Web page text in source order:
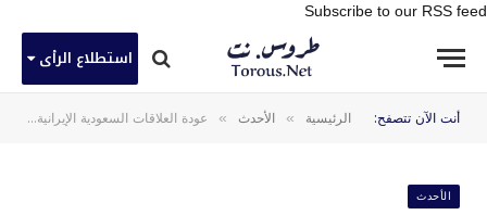
Subscribe to our RSS feed
استطلاع الرأى
أنت الآن تتصفح: الرئيسية » الأحدث » عودة العلاقات السعودية الإيرانية.. «الدلالات والدوافع»
الأحدث